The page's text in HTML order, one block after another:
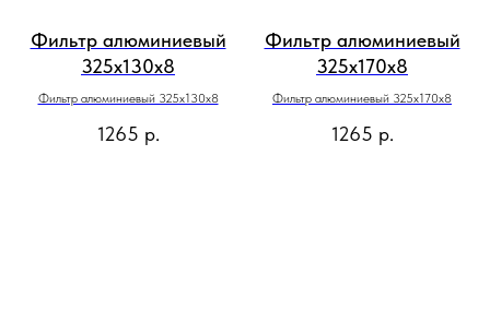
Фильтр алюминиевый
325х130х8
Фильтр алюминиевый 325х130х8
1265 р.
Фильтр алюминиевый
325х170х8
Фильтр алюминиевый 325х170х8
1265 р.